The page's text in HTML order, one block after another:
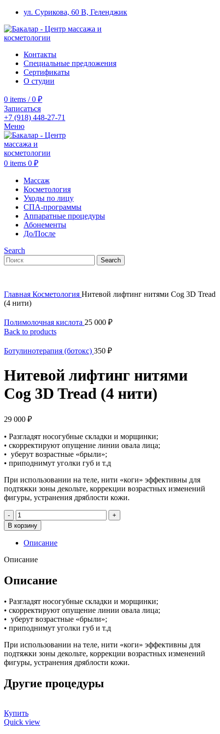
ул. Сурикова, 60 В, Геленджик
Контакты
Специальные предложения
Сертификаты
О студии
0 items / 0 ₽
Записаться
+7 (918) 448-27-71
Меню
0 items 0 ₽
Массаж
Косметология
Уходы по лицу
СПА-программы
Аппаратные процедуры
Абонементы
До/После
Search
Search
Главная Косметология Нитевой лифтинг нитями Cog 3D Tread
(4 нити)
Полимолочная кислота 25 000 ₽
Back to products
Ботулинотерапия (ботокс) 350 ₽
Нитевой лифтинг нитями
Cog 3D Tread (4 нити)
29 000 ₽
• Разгладят носогубные складки и морщинки;
• скорректируют опущение линии овала лица;
• уберут возрастные «брыли»;
• приподнимут уголки губ и т.д
При использовании на теле, нити «коги» эффективны для
подтяжки зоны декольте, коррекции возрастных изменений
фигуры, устранения дряблости кожи.
Количество
товара
Нитевой
лифтинг
нитями
Cog
(4
В корзину
Описание
Описание
Описание
• Разгладят носогубные складки и морщинки;
• скорректируют опущение линии овала лица;
• уберут возрастные «брыли»;
• приподнимут уголки губ и т.д
При использовании на теле, нити «коги» эффективны для
подтяжки зоны декольте, коррекции возрастных изменений
фигуры, устранения дряблости кожи.
Другие процедуры
Купить
Этот
Quick view